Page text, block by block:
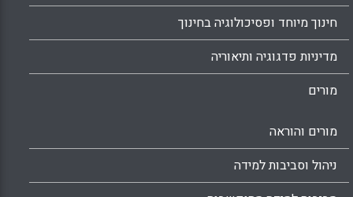
חינוך מיוחד ופסיכולוגיה בחינוך
מדיניות פדגוגיה ותיאוריה
מורים
מורים והוראה
ניהול וסביבות למידה